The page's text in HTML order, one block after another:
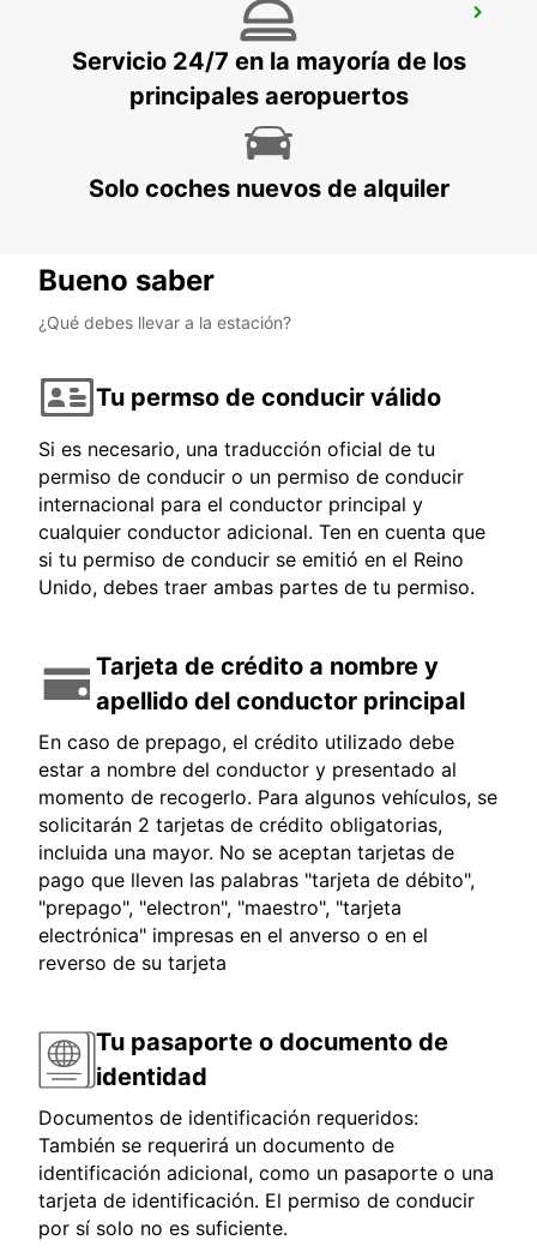
DRAGUIGNAN - FRANCE
Servicio 24/7 en la mayoría de los
principales aeropuertos
Solo coches nuevos de alquiler
Bueno saber
¿Qué debes llevar a la estación?
Tu permso de conducir válido
Si es necesario, una traducción oficial de tu
permiso de conducir o un permiso de conducir
internacional para el conductor principal y
cualquier conductor adicional. Ten en cuenta que
si tu permiso de conducir se emitió en el Reino
Unido, debes traer ambas partes de tu permiso.
Tarjeta de crédito a nombre y
apellido del conductor principal
En caso de prepago, el crédito utilizado debe
estar a nombre del conductor y presentado al
momento de recogerlo. Para algunos vehículos, se
solicitarán 2 tarjetas de crédito obligatorias,
incluida una mayor. No se aceptan tarjetas de
pago que lleven las palabras "tarjeta de débito",
"prepago", "electron", "maestro", "tarjeta
electrónica" impresas en el anverso o en el
reverso de su tarjeta
Tu pasaporte o documento de
identidad
Documentos de identificación requeridos:
También se requerirá un documento de
identificación adicional, como un pasaporte o una
tarjeta de identificación. El permiso de conducir
por sí solo no es suficiente.